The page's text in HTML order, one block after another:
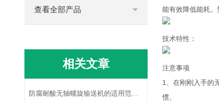
能有效降低能耗
技术特性：
注意事项
1、在刚刚入手的
惯。
查看全部产品
相关文章
防腐耐酸无轴螺旋输送机的适用范围广泛而重要